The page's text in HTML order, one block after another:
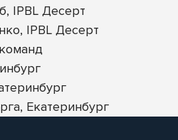
IPBL Десерт
IPBL Десерт
Екатеринбург